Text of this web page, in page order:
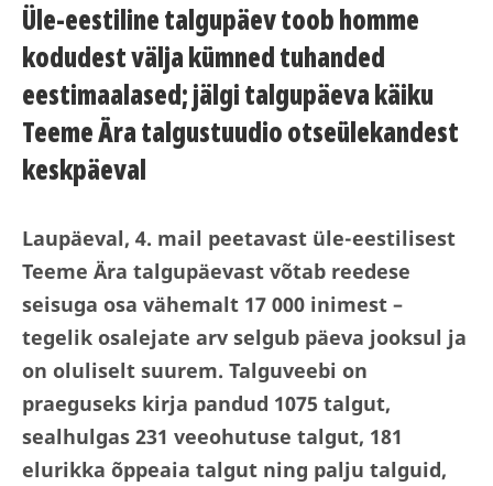
Üle-eestiline talgupäev toob homme
kodudest välja kümned tuhanded
eestimaalased; jälgi talgupäeva käiku
Teeme Ära talgustuudio otseülekandest
keskpäeval
Laupäeval, 4. mail peetavast üle-eestilisest
Teeme Ära talgupäevast võtab reedese
seisuga osa vähemalt 17 000 inimest –
tegelik osalejate arv selgub päeva jooksul ja
on oluliselt suurem. Talguveebi on
praeguseks kirja pandud 1075 talgut,
sealhulgas 231 veeohutuse talgut, 181
elurikka õppeaia talgut ning palju talguid,